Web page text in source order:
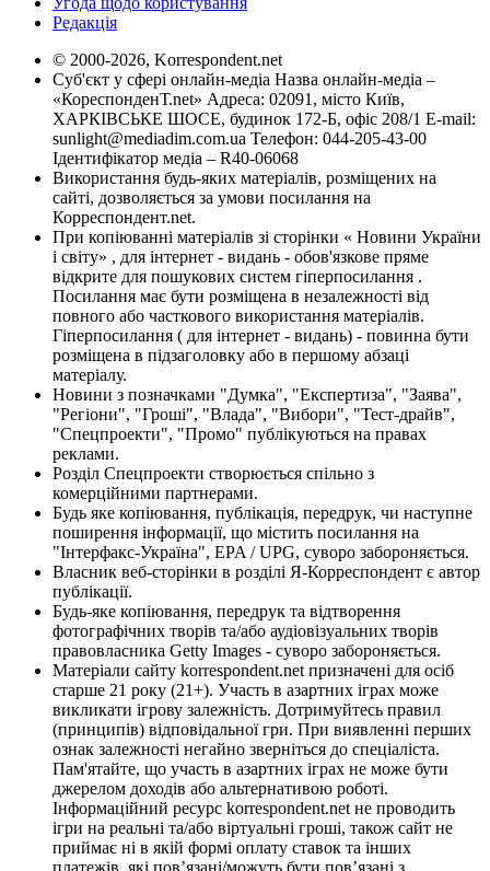
Редакція
© 2000-2026, Korrespondent.net
Суб'єкт у сфері онлайн-медіа Назва онлайн-медіа –
«КореспонденТ.net» Адреса: 02091, місто Київ,
ХАРКІВСЬКЕ ШОСЕ, будинок 172-Б, офіс 208/1 E-mail:
sunlight@mediadim.com.ua Телефон: 044-205-43-00
Ідентифікатор медіа – R40-06068
Використання будь-яких матеріалів, розміщених на
сайті, дозволяється за умови посилання на
Корреспондент.net.
При копіюванні матеріалів зі сторінки « Новини України
і світу» , для інтернет - видань - обов'язкове пряме
відкрите для пошукових систем гіперпосилання .
Посилання має бути розміщена в незалежності від
повного або часткового використання матеріалів.
Гіперпосилання ( для інтернет - видань) - повинна бути
розміщена в підзаголовку або в першому абзаці
матеріалу.
Новини з позначками "Думка", "Експертиза", "Заява",
"Регіони", "Гроші", "Влада", "Вибори", "Тест-драйв",
"Спецпроекти", "Промо" публікуються на правах
реклами.
Розділ Спецпроекти створюється спільно з
комерційними партнерами.
Будь яке копіювання, публікація, передрук, чи наступне
поширення інформації, що містить посилання на
"Інтерфакс-Україна", EPA / UPG, суворо забороняється.
Власник веб-сторінки в розділі Я-Корреспондент є автор
публікації.
Будь-яке копіювання, передрук та відтворення
фотографічних творів та/або аудіовізуальних творів
правовласника Getty Images - суворо забороняється.
Матеріали сайту korrespondent.net призначені для осіб
старше 21 року (21+). Участь в азартних іграх може
викликати ігрову залежність. Дотримуйтесь правил
(принципів) відповідальної гри. При виявленні перших
ознак залежності негайно зверніться до спеціаліста.
Пам'ятайте, що участь в азартних іграх не може бути
джерелом доходів або альтернативою роботі.
Інформаційний ресурс korrespondent.net не проводить
ігри на реальні та/або віртуальні гроші, також сайт не
приймає ні в якій формі оплату ставок та інших
платежів, які пов’язані/можуть бути пов’язані з